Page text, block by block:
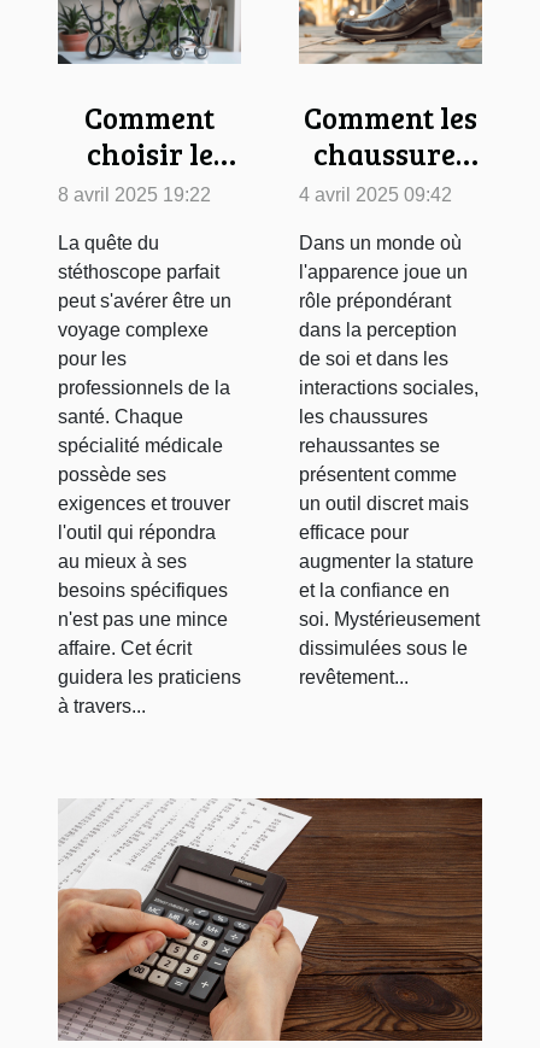
Comment
choisir le
stéthoscope
adapté à
votre
spécialité
médicale
8 avril 2025 19:22
La quête du
stéthoscope parfait
peut s'avérer être un
voyage complexe
pour les
professionnels de la
santé. Chaque
spécialité médicale
possède ses
exigences et trouver
l'outil qui répondra
au mieux à ses
besoins spécifiques
n'est pas une mince
affaire. Cet écrit
guidera les praticiens
à travers...
Comment les
chaussures
rehaussantes
peuvent
booster la
confiance en
soi
4 avril 2025 09:42
Dans un monde où
l'apparence joue un
rôle prépondérant
dans la perception
de soi et dans les
interactions sociales,
les chaussures
rehaussantes se
présentent comme
un outil discret mais
efficace pour
augmenter la stature
et la confiance en
soi. Mystérieusement
dissimulées sous le
revêtement...